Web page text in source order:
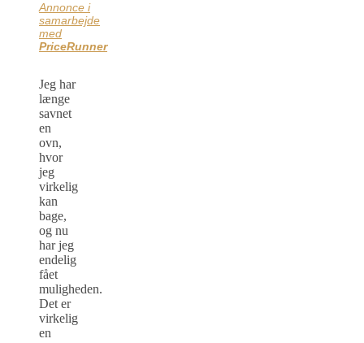
Annonce i
samarbejde
med
PriceRunner
Jeg har
længe
savnet
en
ovn,
hvor
jeg
virkelig
kan
bage,
og nu
har jeg
endelig
fået
muligheden.
Det er
virkelig
en